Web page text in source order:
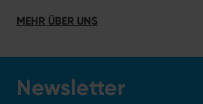
MEHR ÜBER UNS
Newsletter